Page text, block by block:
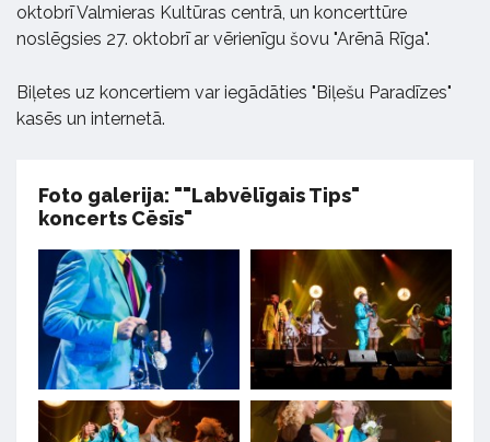
oktobrī Valmieras Kultūras centrā, un koncerttūre
noslēgsies 27. oktobrī ar vērienīgu šovu "Arēnā Rīga".
Biļetes uz koncertiem var iegādāties "Biļešu Paradīzes"
kasēs un internetā.
Foto galerija: ""Labvēlīgais Tips"
koncerts Cēsīs"